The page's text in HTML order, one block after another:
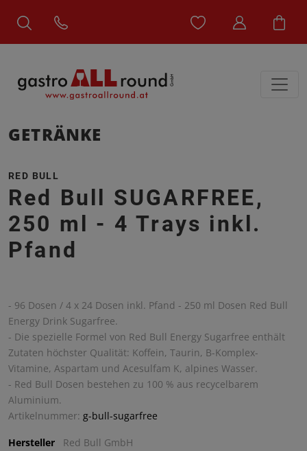
GETRÄNKE
RED BULL
Red Bull SUGARFREE,
250 ml - 4 Trays inkl.
Pfand
- 96 Dosen / 4 x 24 Dosen inkl. Pfand - 250 ml Dosen Red Bull
Energy Drink Sugarfree.
- Die spezielle Formel von Red Bull Energy Sugarfree enthält
Zutaten höchster Qualität: Koffein, Taurin, B-Komplex-
Vitamine, Aspartam und Acesulfam K, alpines Wasser.
- Red Bull Dosen bestehen zu 100 % aus recycelbarem
Aluminium.
Artikelnummer: g-bull-sugarfree
Hersteller
Red Bull GmbH